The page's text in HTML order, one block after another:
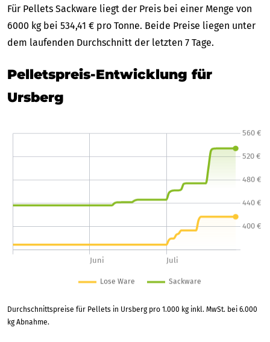
Für Pellets Sackware liegt der Preis bei einer Menge von
6000 kg bei 534,41 € pro Tonne. Beide Preise liegen unter
dem laufenden Durchschnitt der letzten 7 Tage.
Pelletspreis-Entwicklung für
Ursberg
Durchschnittspreise für Pellets in Ursberg pro 1.000 kg inkl. MwSt. bei 6.000
kg Abnahme.